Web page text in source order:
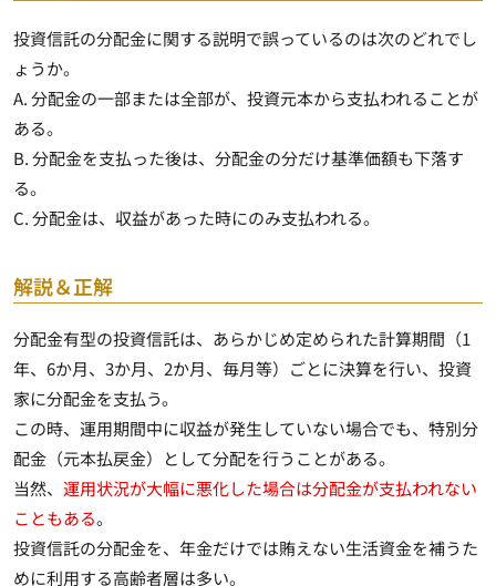
投資信託の分配金に関する説明で誤っているのは次のどれでし
ょうか。
A. 分配金の一部または全部が、投資元本から支払われることが
ある。
B. 分配金を支払った後は、分配金の分だけ基準価額も下落す
る。
C. 分配金は、収益があった時にのみ支払われる。
解説＆正解
分配金有型の投資信託は、 あらかじめ定められた計算期間（1
年、6か月、3か月、2か月、毎月等）ごとに決算を行い、投資
家に分配金を支払う。
この時、運用期間中に収益が発生していない場合でも、特別分
配金（元本払戻金）として分配を行うことがある。
当然、 運用状況が大幅に悪化した場合は分配金が支払われない
こともある。
投資信託の分配金を、年金だけでは賄えない生活資金を補うた
めに利用する高齢者層は多い。